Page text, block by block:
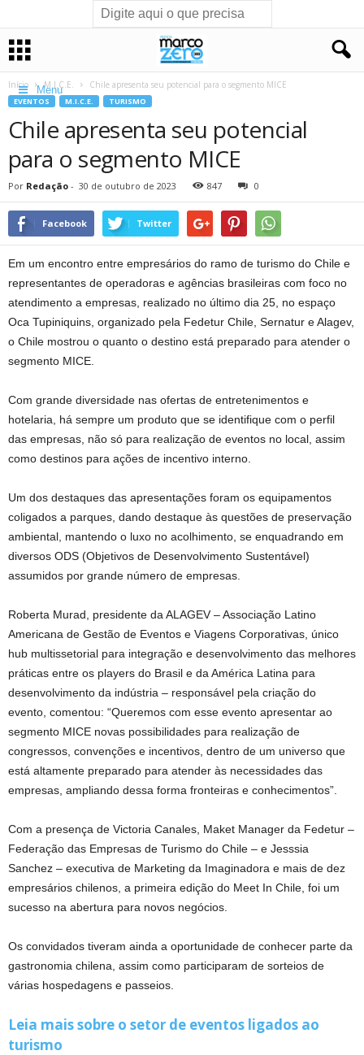
Menu
Início M.I.C.E. Chile apresenta seu potencial para o segmento MICE
EVENTOS M.I.C.E. TURISMO
Chile apresenta seu potencial
para o segmento MICE
Por Redação - 30 de outubro de 2023 847 0
Facebook Twitter
Em um encontro entre empresários do ramo de turismo do Chile e
representantes de operadoras e agências brasileiras com foco no
atendimento a empresas, realizado no último dia 25, no espaço
Oca Tupiniquins, organizado pela Fedetur Chile, Sernatur e Alagev,
o Chile mostrou o quanto o destino está preparado para atender o
segmento MICE.
Com grande diversidade nas ofertas de entretenimentos e
hotelaria, há sempre um produto que se identifique com o perfil
das empresas, não só para realização de eventos no local, assim
como destinos para ações de incentivo interno.
Um dos destaques das apresentações foram os equipamentos
coligados a parques, dando destaque às questões de preservação
ambiental, mantendo o luxo no acolhimento, se enquadrando em
diversos ODS (Objetivos de Desenvolvimento Sustentável)
assumidos por grande número de empresas.
Roberta Murad, presidente da ALAGEV – Associação Latino
Americana de Gestão de Eventos e Viagens Corporativas, único
hub multissetorial para integração e desenvolvimento das melhores
práticas entre os players do Brasil e da América Latina para
desenvolvimento da indústria – responsável pela criação do
evento, comentou: “Queremos com esse evento apresentar ao
segmento MICE novas possibilidades para realização de
congressos, convenções e incentivos, dentro de um universo que
está altamente preparado para atender às necessidades das
empresas, ampliando dessa forma fronteiras e conhecimentos”.
Com a presença de Victoria Canales, Maket Manager da Fedetur –
Federação das Empresas de Turismo do Chile – e Jesssia
Sanchez – executiva de Marketing da Imaginadora e mais de dez
empresários chilenos, a primeira edição do Meet In Chile, foi um
sucesso na abertura para novos negócios.
Os convidados tiveram ainda a oportunidade de conhecer parte da
gastronomia chilena, assim como participaram de sorteios de
várias hospedagens e passeios.
Leia mais sobre o setor de eventos ligados ao
turismo